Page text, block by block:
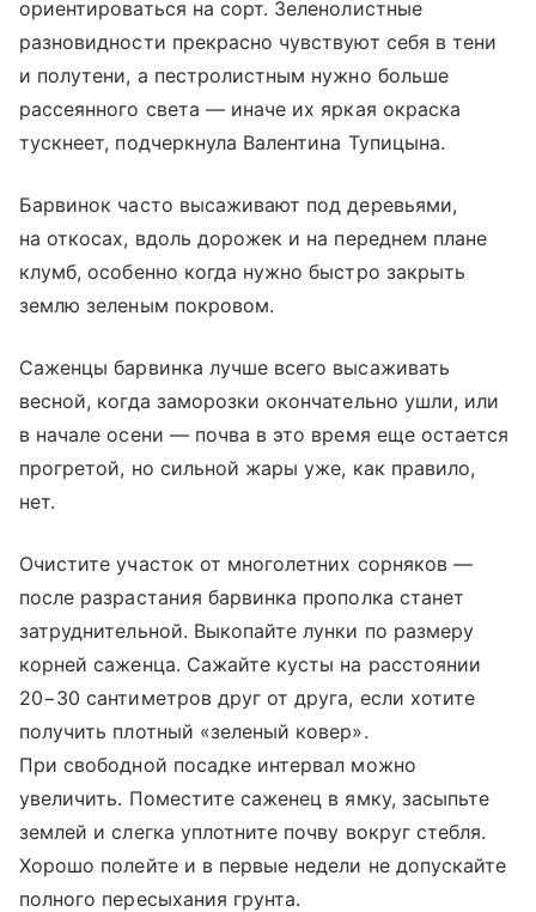
ориентироваться на сорт. Зеленолистные
разновидности прекрасно чувствуют себя в тени
и полутени, а пестролистным нужно больше
рассеянного света — иначе их яркая окраска
тускнеет, подчеркнула Валентина Тупицына.
Барвинок часто высаживают под деревьями,
на откосах, вдоль дорожек и на переднем плане
клумб, особенно когда нужно быстро закрыть
землю зеленым покровом.
Саженцы барвинка лучше всего высаживать
весной, когда заморозки окончательно ушли, или
в начале осени — почва в это время еще остается
прогретой, но сильной жары уже, как правило,
нет.
Очистите участок от многолетних сорняков —
после разрастания барвинка прополка станет
затруднительной. Выкопайте лунки по размеру
корней саженца. Сажайте кусты на расстоянии
20−30 сантиметров друг от друга, если хотите
получить плотный «зеленый ковер».
При свободной посадке интервал можно
увеличить. Поместите саженец в ямку, засыпьте
землей и слегка уплотните почву вокруг стебля.
Хорошо полейте и в первые недели не допускайте
полного пересыхания грунта.